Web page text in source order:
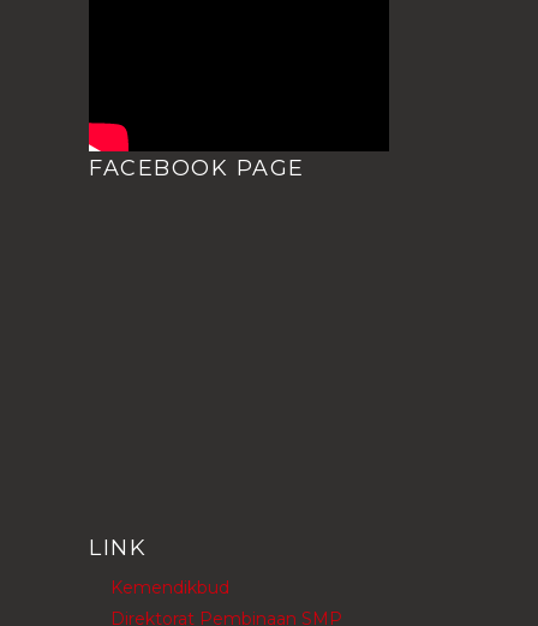
FACEBOOK PAGE
LINK
Kemendikbud
Direktorat Pembinaan SMP